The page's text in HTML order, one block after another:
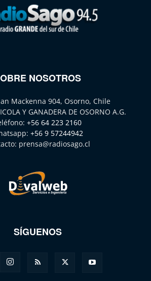
NOSOTROS
Mackenna 904, Osorno, Chile
Y GANADERA DE OSORNO A.G.
+56 64 223 2160
+56 9 57244942
prensa@radiosago.cl
SÍGUENOS